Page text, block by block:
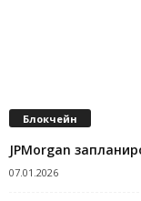
Блокчейн
JPMorgan
07.01.2026